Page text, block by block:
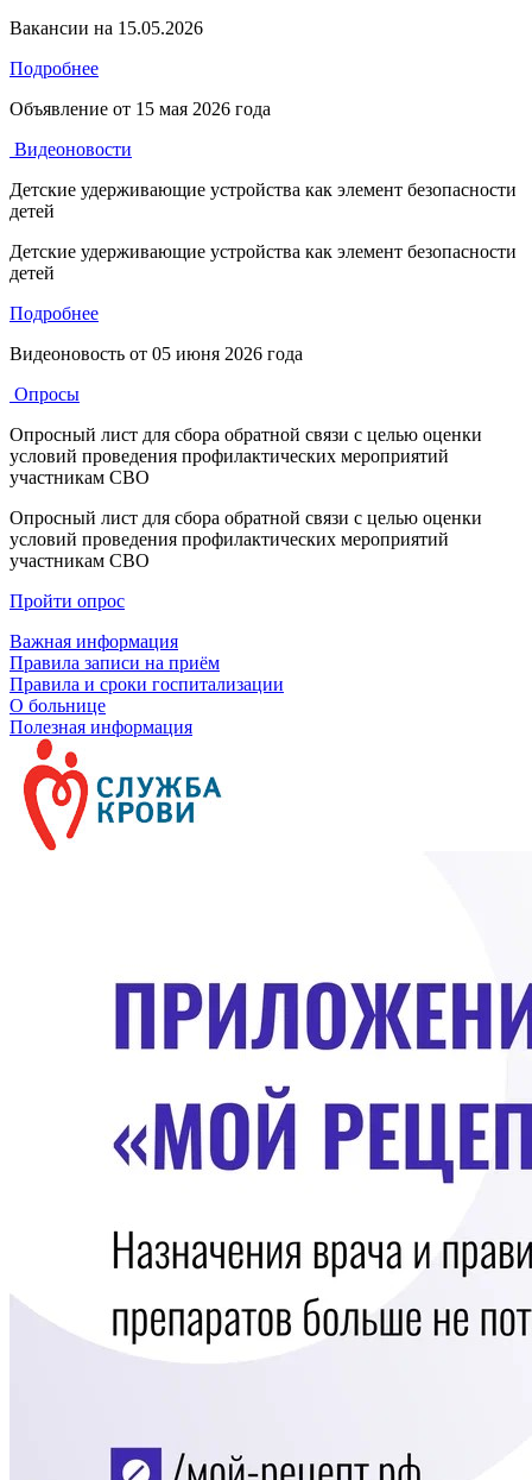
Вакансии на 15.05.2026
Подробнее
Объявление от 15 мая 2026 года
Видеоновости
Детские удерживающие устройства как элемент безопасности
детей
Детские удерживающие устройства как элемент безопасности
детей
Подробнее
Видеоновость от 05 июня 2026 года
Опросы
Опросный лист для сбора обратной связи с целью оценки
условий проведения профилактических мероприятий
участникам СВО
Опросный лист для сбора обратной связи с целью оценки
условий проведения профилактических мероприятий
участникам СВО
Пройти опрос
Важная информация
Правила записи на приём
Правила и сроки госпитализации
О больнице
Полезная информация